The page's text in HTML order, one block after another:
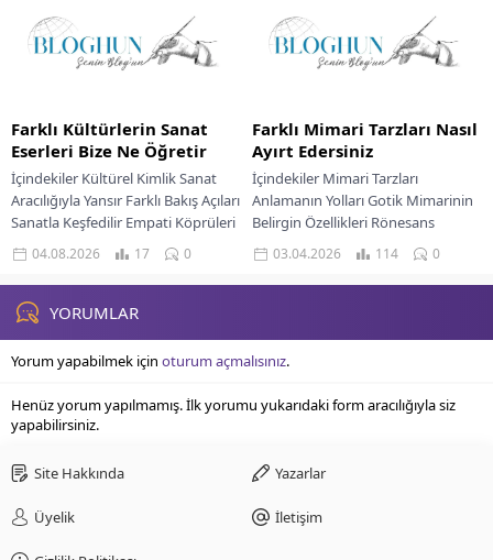
cümle düşer....
Farklı Kültürlerin Sanat
Eserleri Bize Ne Öğretir
İçindekiler Kültürel Kimlik Sanat
Aracılığıyla Yansır Farklı Bakış Açıları
Sanatla Keşfedilir Empati Köprüleri
Kurar Sanat Eserleri Geçmişin
Hikayesini Anlatır Sanat...
04.08.2026 17 0
Farklı Mimari Tarzları Nasıl
Ayırt Edersiniz
İçindekiler Mimari Tarzları
Anlamanın Yolları Gotik Mimarinin
Belirgin Özellikleri Rönesans
Mimarisi Ve Klasik Uyum Barok
Mimarisi Ve Dramatik İfade
Neoklasik...
03.04.2026 114 0
YORUMLAR
Yorum yapabilmek için oturum açmalısınız.
Henüz yorum yapılmamış. İlk yorumu yukarıdaki form aracılığıyla siz
yapabilirsiniz.
Site Hakkında Yazarlar
Üyelik İletişim